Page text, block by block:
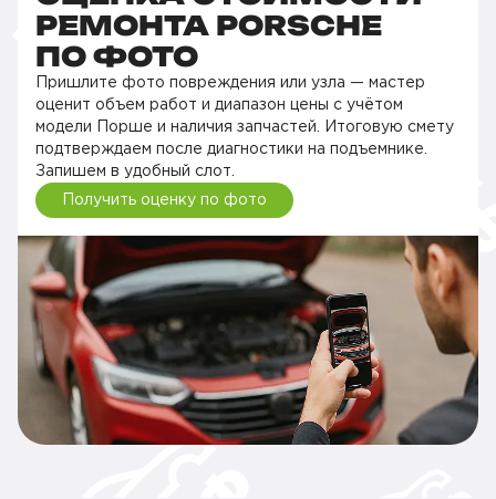
РЕМОНТА PORSCHE
ПО ФОТО
Пришлите фото повреждения или узла — мастер
оценит объем работ и диапазон цены с учётом
модели Порше и наличия запчастей. Итоговую смету
подтверждаем после диагностики на подъемнике.
Запишем в удобный слот.
Получить оценку по фото